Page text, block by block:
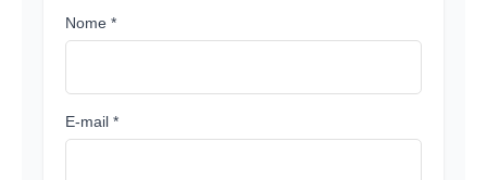
Nome *
E-mail *